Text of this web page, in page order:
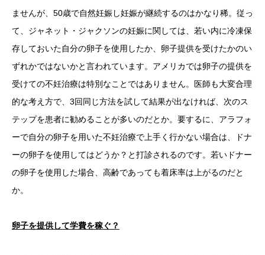
ませんが、50歳で自然妊娠し妊娠が継続するのはかなり稀。従っ
て、ジャネット・ジャクソンの妊娠に関しては、若い内に冷凍保
存しておいた自分の卵子を使用したか、卵子提供を受けたかのい
ずれかではないかと言われています。アメリカでは卵子の提供を
受けての不妊治療は特別なことではありません。医師も大変合理
的な考え方で、3回同じ方法を試して結果が出なければ、次のス
テップを患者に勧めることが多いのだとか。要するに、アラフォ
ーで自分の卵子を用いた不妊治療で上手く行かない場合は、ドナ
ーの卵子を使用してはどうか？と打診されるのです。若いドナー
の卵子を使用した場合、高齢であっても着床率は上がるのだと
か。
卵子を提供して学費を稼ぐ？